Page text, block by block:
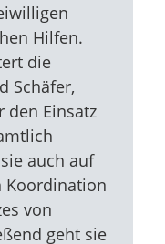
Hilfen.
die
Schäfer,
den Einsatz
auch auf
Koordination
von
geht sie